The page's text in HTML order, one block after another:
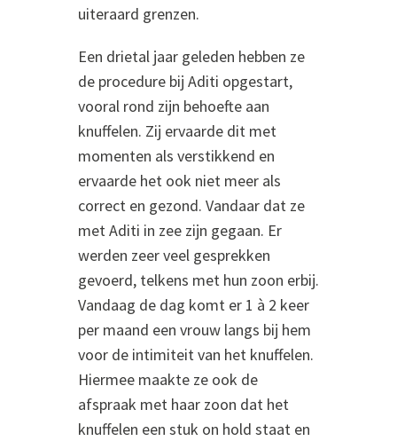
uiteraard grenzen.
Een drietal jaar geleden hebben ze
de procedure bij Aditi opgestart,
vooral rond zijn behoefte aan
knuffelen. Zij ervaarde dit met
momenten als verstikkend en
ervaarde het ook niet meer als
correct en gezond. Vandaar dat ze
met Aditi in zee zijn gegaan. Er
werden zeer veel gesprekken
gevoerd, telkens met hun zoon erbij.
Vandaag de dag komt er 1 à 2 keer
per maand een vrouw langs bij hem
voor de intimiteit van het knuffelen.
Hiermee maakte ze ook de
afspraak met haar zoon dat het
knuffelen een stuk on hold staat en